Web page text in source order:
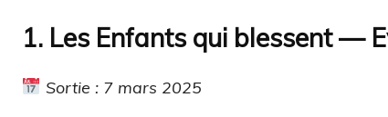
1. Les Enfants qui blessent —
Sortie : 7 mars 2025